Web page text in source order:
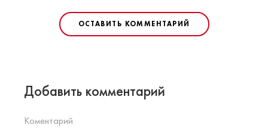
ОСТАВИТЬ КОММЕНТАРИЙ
Добавить комментарий
Коментарий